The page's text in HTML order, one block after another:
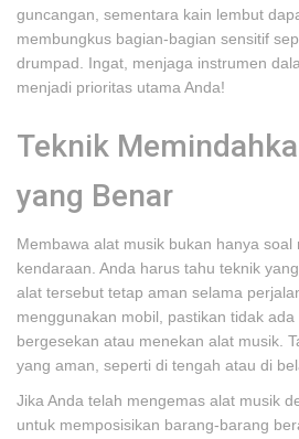
guncangan, sementara kain lembut
membungkus bagian-bagian sensitif
drumpad. Ingat, menjaga instrumen
menjadi prioritas utama Anda!
Teknik
yang Benar
Membawa alat musik bukan hanya soal
kendaraan. Anda harus tahu teknik
alat tersebut tetap aman selama
menggunakan mobil, pastikan tidak
bergesekan atau menekan alat musik.
yang aman, seperti di tengah atau di
Jika Anda telah mengemas alat musik
untuk memposisikan barang-barang